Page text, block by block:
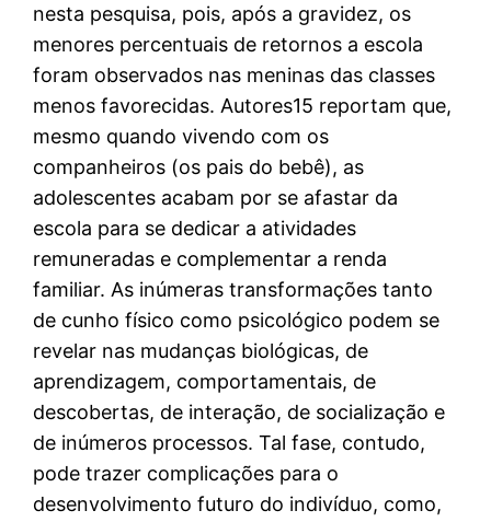
nesta pesquisa, pois, após a gravidez, os
menores percentuais de retornos a escola
foram observados nas meninas das classes
menos favorecidas. Autores15 reportam que,
mesmo quando vivendo com os
companheiros (os pais do bebê), as
adolescentes acabam por se afastar da
escola para se dedicar a atividades
remuneradas e complementar a renda
familiar. As inúmeras transformações tanto
de cunho físico como psicológico podem se
revelar nas mudanças biológicas, de
aprendizagem, comportamentais, de
descobertas, de interação, de socialização e
de inúmeros processos. Tal fase, contudo,
pode trazer complicações para o
desenvolvimento futuro do indivíduo, como,